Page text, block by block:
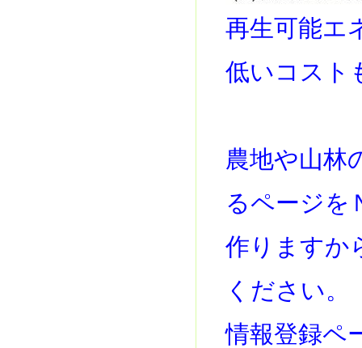
再生可能エ
低いコスト
農地や山林
るページを
作りますか
ください。
情報登録ペ